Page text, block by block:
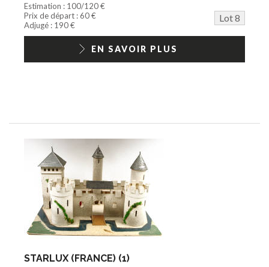
Estimation : 100/120 €
Prix de départ : 60 €
Lot 8
Adjugé : 190 €
EN SAVOIR PLUS
STARLUX (FRANCE) (1)